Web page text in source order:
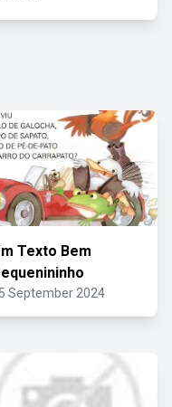
Texto Bem
September 2024